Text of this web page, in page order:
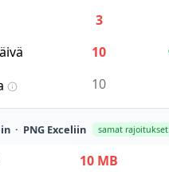
3
10
10
· PNG Exceliin samat rajoitukset
10 MB